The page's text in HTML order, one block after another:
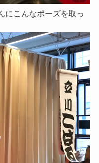
にこんなポーズを取っ